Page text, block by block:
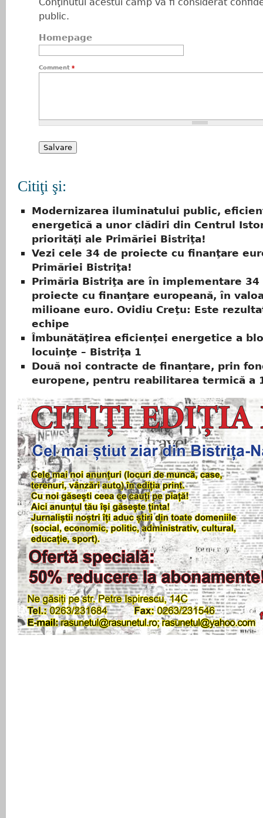
public.
Homepage
Comment *
Citiţi şi:
Modernizarea iluminatului public,
energetică a unor clădiri din Centrul
priorităţi ale Primăriei Bistriţa!
Vezi cele 34 de proiecte cu finanţare
Primăriei Bistriţa!
Primăria Bistriţa are în implementare 34
proiecte cu finanţare europeană, în
milioane euro. Ovidiu Creţu: Este
echipe
Îmbunătăţirea eficienţei energetice a
locuinţe – Bistriţa 1
Două noi contracte de finanțare, prin
europene, pentru reabilitarea termică a